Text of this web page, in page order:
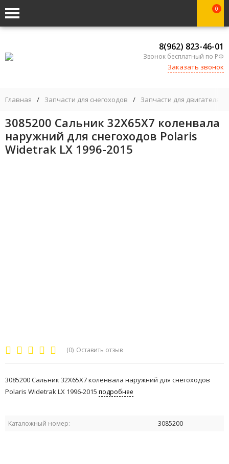
0
8(962) 823-46-01
Звонок бесплатный по РФ
Заказать звонок
Главная / Запчасти для снегоходов / Запчасти для двигателя
3085200 Сальник 32X65X7 коленвала
наружний для снегоходов Polaris
Widetrak LX 1996-2015
(0) Оставить отзыв
3085200 Сальник 32X65X7 коленвала наружний для снегоходов
Polaris Widetrak LX 1996-2015 подробнее
Каталожный номер: 3085200